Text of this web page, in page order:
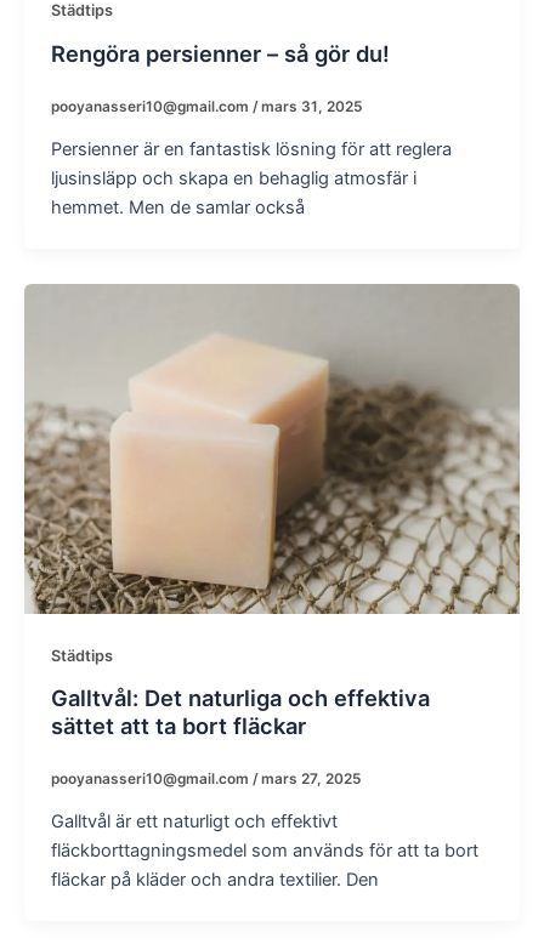
Städtips
Rengöra persienner – så gör du!
pooyanasseri10@gmail.com /mars 31, 2025
Persienner är en fantastisk lösning för att reglera
ljusinsläpp och skapa en behaglig atmosfär i
hemmet. Men de samlar också
Städtips
Galltvål: Det naturliga och effektiva
sättet att ta bort fläckar
pooyanasseri10@gmail.com /mars 27, 2025
Galltvål är ett naturligt och effektivt
fläckborttagningsmedel som används för att ta bort
fläckar på kläder och andra textilier. Den